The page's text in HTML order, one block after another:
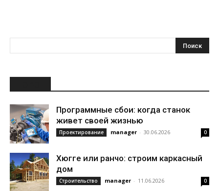
Программные сбои: когда станок
живет своей жизнью
Проектирование manager - 30.06.2026 0
Хюгге или ранчо: строим каркасный
дом
Строительство manager - 11.06.2026 0